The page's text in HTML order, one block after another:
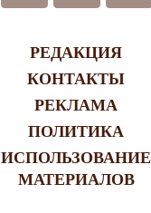
РЕДАКЦИЯ
КОНТАКТЫ
РЕКЛАМА
ПОЛИТИКА
ИСПОЛЬЗОВАНИЕ
МАТЕРИАЛОВ